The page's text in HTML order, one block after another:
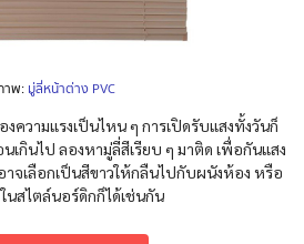
าพ: มู่ลี่หน้าต่าง PVC
ความแรงเป็นไหน ๆ การเปิดรับแสงทั้งวันก็
เกินไป ลองหามู่ลี่สีเรียบ ๆ มาติด เพื่อกันแสง
าจเลือกเป็นสีขาวให้กลืนไปกับผนังห้อง หรือ
นสไตล์นอร์ดิกก็ได้เช่นกัน